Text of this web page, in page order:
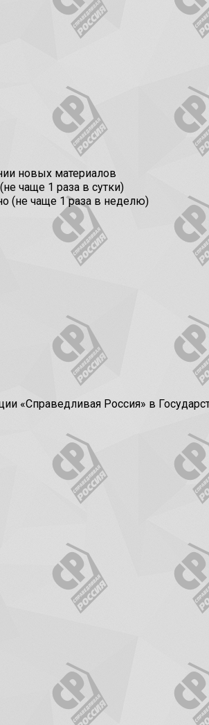
новых материалов
чаще 1 раза в сутки)
(не чаще 1 раза в неделю)
«Справедливая Россия» в